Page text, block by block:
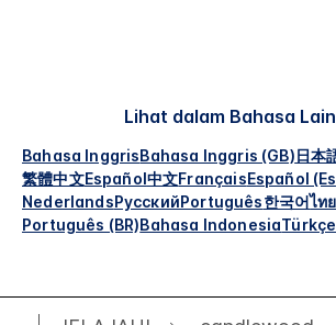
Lihat dalam Bahasa
Bahasa InggrisBahasa Inggris (GB)日本
繁體中文Español中文FrançaisEspañol
NederlandsРусскийPortuguês한국어ไทย
Português (BR)Bahasa IndonesiaTürkçe